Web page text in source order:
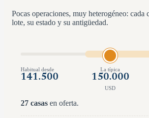
Pocas operaciones, muy heterogéneo: cada
lote, su estado y su antigüedad.
Habitual desde
141.500
La típica
150.000
USD
27 casas en oferta.